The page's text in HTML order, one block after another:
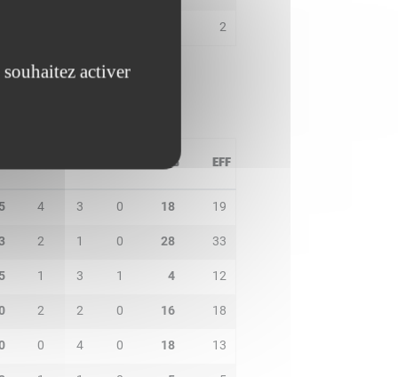
2
PTS EFF
5 4 3 0 18 19
2 1 0 28 33
5 1 3 1 4 12
2 2 0 16 18
0 4 0 18 13
activer